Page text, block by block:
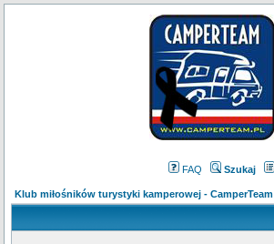
FAQ Szukaj
Klub miłośników turystyki kamperowej - CamperTeam